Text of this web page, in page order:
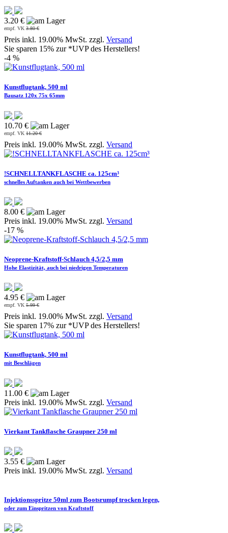
3.20 €
empf. VK 3.80 €
Preis inkl. 19.00% MwSt. zzgl. Versand
Sie sparen 15% zur *UVP des Herstellers!
-4 %
Kunstflugtank, 500 ml
Bausatz 120x 75x 65mm
10.70 €
empf. VK 11.20 €
Preis inkl. 19.00% MwSt. zzgl. Versand
!SCHNELLTANKFLASCHE ca. 125cm³
schnelles Auftanken auch bei Wettbewerben
8.00 €
Preis inkl. 19.00% MwSt. zzgl. Versand
-17 %
Neoprene-Kraftstoff-Schlauch 4,5/2,5 mm
Hohe Elastizität, auch bei niedrigen Temperaturen
4.95 €
empf. VK 5.99 €
Preis inkl. 19.00% MwSt. zzgl. Versand
Sie sparen 17% zur *UVP des Herstellers!
Kunstflugtank, 500 ml
mit Beschlägen
11.00 €
Preis inkl. 19.00% MwSt. zzgl. Versand
Vierkant Tankflasche Graupner 250 ml
3.55 €
Preis inkl. 19.00% MwSt. zzgl. Versand
Injektionsspritze 50ml zum Bootsrumpf trocken legen,
oder zum Einspritzen von Kraftstoff